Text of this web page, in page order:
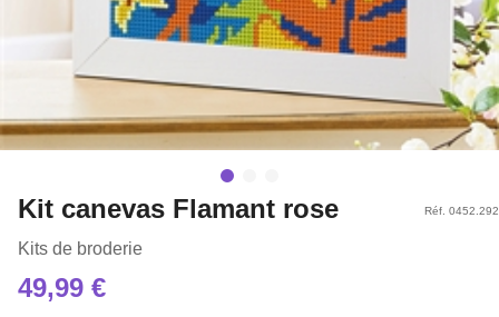
Kit canevas Flamant rose
Kits de broderie
Réf. 0452.292
49,99 €